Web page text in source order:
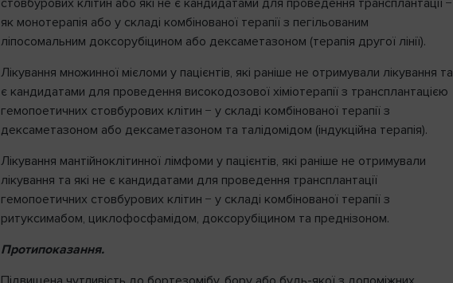
як монотерапія або у складі комбінованої терапії з пегільованим
ліпосомальним доксорубіцином або дексаметазоном (терапія другої лінії).
Лікування множинної мієломи у пацієнтів, які раніше не отримували лікування та
є кандидатами для проведення високодозової хіміотерапії з трансплантацією
гемопоетичних стовбурових клітин − у складі комбінованої терапії з
дексаметазоном або дексаметазоном та талідомідом (індукційна терапія).
Лікування мантійноклітинної лімфоми у пацієнтів, які раніше не отримували
лікування та які не є кандидатами для проведення трансплантації
гемопоетичних стовбурових клітин − у складі комбінованої терапії з
ритуксимабом, циклофосфамідом, доксорубіцином та преднізоном.
Протипоказання.